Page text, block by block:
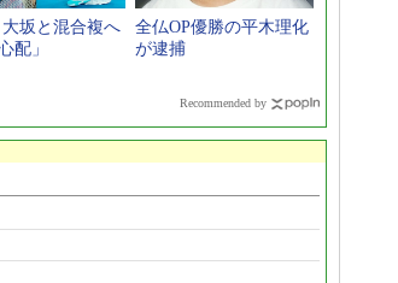
坂と混合複へ
配」
全仏OP優勝の平木理化
が逮捕
Recommended by